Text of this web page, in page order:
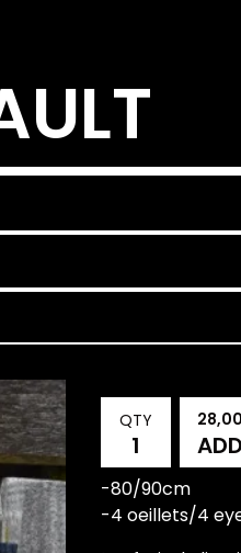
QTY 28,00
-80/90cm
-4 oeillets/4